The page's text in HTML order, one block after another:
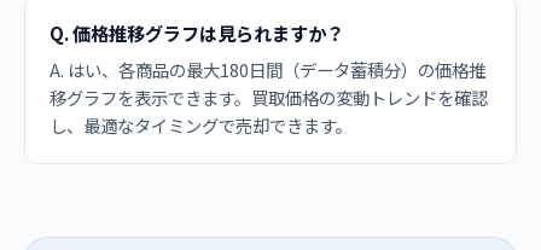
Q. 価格推移グラフは見られますか？
A. はい、各商品の最大180日間（データ蓄積分）の価格推
移グラフを表示できます。買取価格の変動トレンドを確認
し、最適なタイミングで売却できます。